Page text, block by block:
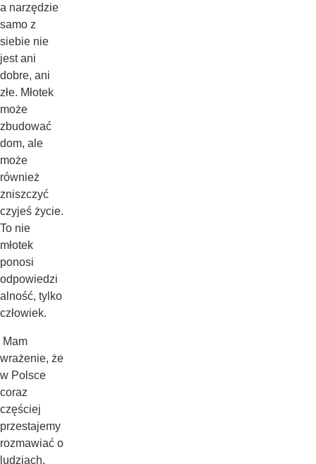
a narzędzie
samo z
siebie nie
jest ani
dobre, ani
złe. Młotek
może
zbudować
dom, ale
może
również
zniszczyć
czyjeś życie.
To nie
młotek
ponosi
odpowiedzi
alność, tylko
człowiek.
Mam
wrażenie, że
w Polsce
coraz
częściej
przestajemy
rozmawiać o
ludziach.